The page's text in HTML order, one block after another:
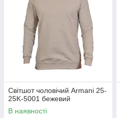
Світшот чоловічий Armani 25-
25K-5001 бежевий
В наявності